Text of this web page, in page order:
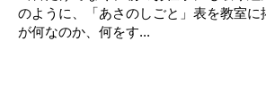
のように、「あさのしごと」表を教室に
が何なのか、何をす...